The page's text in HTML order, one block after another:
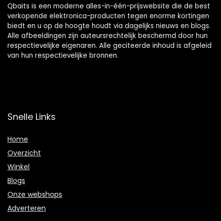
Qbaits is een moderne alles-in-één-prijswebsite die de best
verkopende elektronica-producten tegen enorme kortingen
biedt en u op de hoogte houdt via dagelijks nieuws en blogs.
Alle afbeeldingen zijn auteursrechtelijk beschermd door hun
respectievelijke eigenaren. Alle geciteerde inhoud is afgeleid
van hun respectievelijke bronnen.
Snelle Links
Home
Overzicht
Winkel
Blogs
Onze webshops
Adverteren